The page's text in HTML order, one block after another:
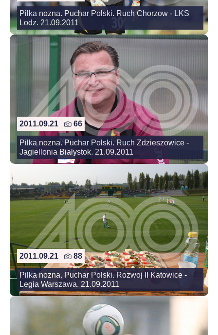
Pilka nozna. Puchar Polski. Ruch Chorzow - LKS
Lodz. 21.09.2011
2011.09.21 66
Pilka nozna. Puchar Polski. Ruch Zdzieszowice -
Jagiellonia Bialystok. 21.09.2011
2011.09.21 88
Pilka nozna. Puchar Polski. Rozwoj II Katowice -
Legia Warszawa. 21.09.2011